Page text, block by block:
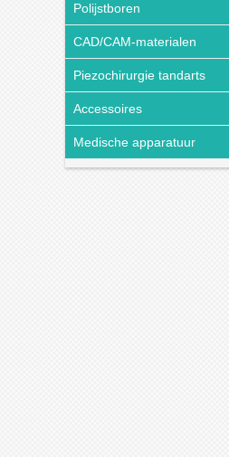
Polijstboren
CAD/CAM-materialen
Piezochirurgie tandarts
Accessoires
Medische apparatuur